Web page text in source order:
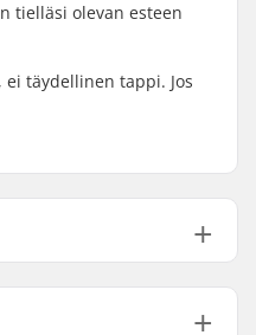
tielläsi olevan esteen
ei täydellinen tappi. Jos
11.2cm